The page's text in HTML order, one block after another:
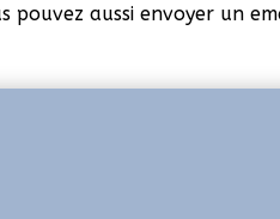
pouvez aussi envoyer un